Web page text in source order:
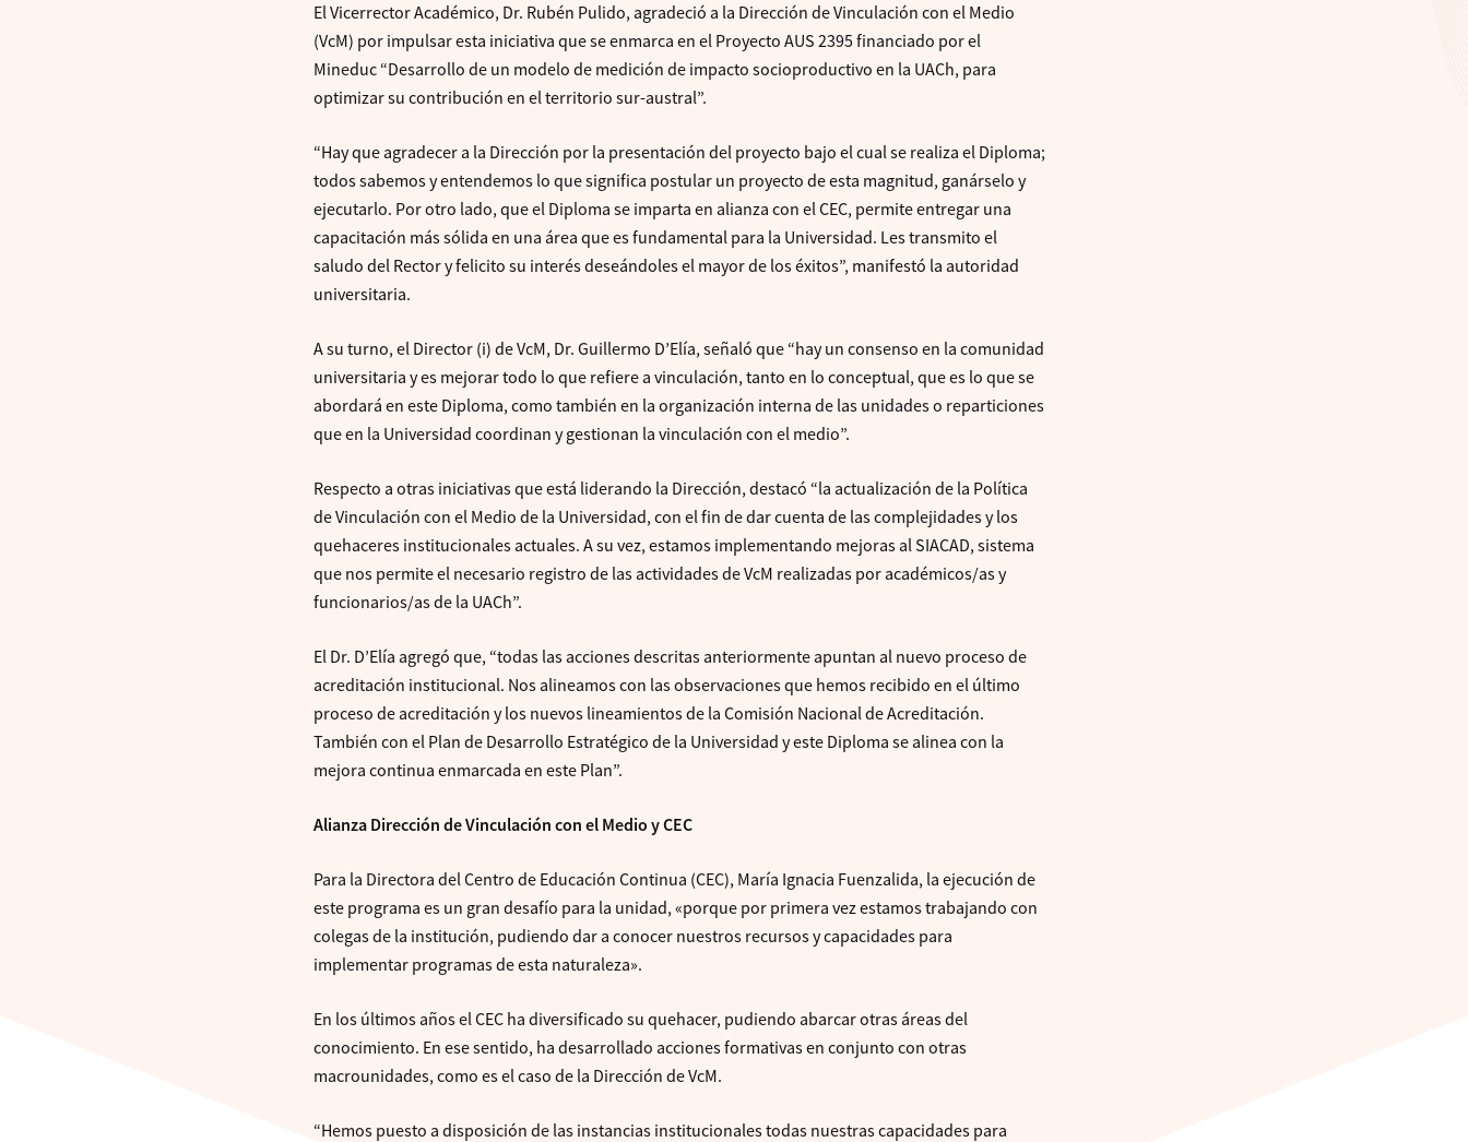
El Vicerrector Académico, Dr. Rubén Pulido, agradeció a la Dirección de Vinculación con el Medio
(VcM) por impulsar esta iniciativa que se enmarca en el Proyecto AUS 2395 financiado por el
Mineduc “Desarrollo de un modelo de medición de impacto socioproductivo en la UACh, para
optimizar su contribución en el territorio sur-austral”.
“Hay que agradecer a la Dirección por la presentación del proyecto bajo el cual se realiza el Diploma;
todos sabemos y entendemos lo que significa postular un proyecto de esta magnitud, ganárselo y
ejecutarlo. Por otro lado, que el Diploma se imparta en alianza con el CEC, permite entregar una
capacitación más sólida en una área que es fundamental para la Universidad. Les transmito el
saludo del Rector y felicito su interés deseándoles el mayor de los éxitos”, manifestó la autoridad
universitaria.
A su turno, el Director (i) de VcM, Dr. Guillermo D’Elía, señaló que “hay un consenso en la comunidad
universitaria y es mejorar todo lo que refiere a vinculación, tanto en lo conceptual, que es lo que se
abordará en este Diploma, como también en la organización interna de las unidades o reparticiones
que en la Universidad coordinan y gestionan la vinculación con el medio”.
Respecto a otras iniciativas que está liderando la Dirección, destacó “la actualización de la Política
de Vinculación con el Medio de la Universidad, con el fin de dar cuenta de las complejidades y los
quehaceres institucionales actuales. A su vez, estamos implementando mejoras al SIACAD, sistema
que nos permite el necesario registro de las actividades de VcM realizadas por académicos/as y
funcionarios/as de la UACh”.
El Dr. D’Elía agregó que, “todas las acciones descritas anteriormente apuntan al nuevo proceso de
acreditación institucional. Nos alineamos con las observaciones que hemos recibido en el último
proceso de acreditación y los nuevos lineamientos de la Comisión Nacional de Acreditación.
También con el Plan de Desarrollo Estratégico de la Universidad y este Diploma se alinea con la
mejora continua enmarcada en este Plan”.
Alianza Dirección de Vinculación con el Medio y CEC
Para la Directora del Centro de Educación Continua (CEC), María Ignacia Fuenzalida, la ejecución de
este programa es un gran desafío para la unidad, «porque por primera vez estamos trabajando con
colegas de la institución, pudiendo dar a conocer nuestros recursos y capacidades para
implementar programas de esta naturaleza».
En los últimos años el CEC ha diversificado su quehacer, pudiendo abarcar otras áreas del
conocimiento. En ese sentido, ha desarrollado acciones formativas en conjunto con otras
macrounidades, como es el caso de la Dirección de VcM.
“Hemos puesto a disposición de las instancias institucionales todas nuestras capacidades para